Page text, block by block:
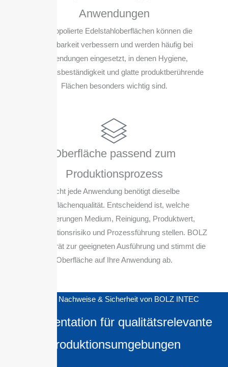
Anwendungen
Elektropolierte Edelstahloberflächen können die
Reinigbarkeit verbessern und werden häufig bei
Anwendungen eingesetzt, in denen Hygiene,
Korrosionsbeständigkeit und glatte produktberührende
Flächen besonders wichtig sind.
Oberfläche passend zum
Produktionsprozess
Nicht jede Anwendung benötigt dieselbe
Oberflächenqualität. Entscheidend ist, welche
Anforderungen Medium, Reinigung, Produktwert,
Kontaminationsrisiko und Prozessführung stellen. BOLZ
INTEC berät zur geeigneten Ausführung und stimmt die
Oberfläche auf Ihre Anwendung ab.
Qualität, Nachweise & Sicherheit von BOLZ INTEC
Dokumentation für qualitätsrelevante
Produktionsumgebungen